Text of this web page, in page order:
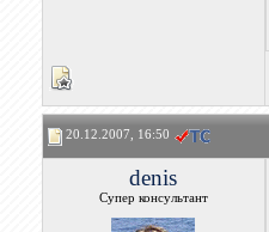
20.12.2007, 16:50
denis
Супер консультант